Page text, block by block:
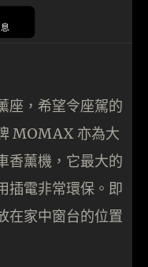
座，希望令座駕的
MOMAX 亦為大
香薰機，它最大的
插電非常環保。即
在家中窗台的位置